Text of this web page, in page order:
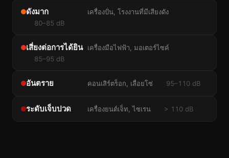
ดังมาก
เครื่องปั่น, โรงงานที่มีเสียงดัง
80–85 dB
เสี่ยงต่อการได้ยิน
เครื่องมือไฟฟ้า, มอเตอร์ไซค์
85–95 dB
อันตราย คอนเสิร์ตร็อก, เลื่อยโซ่ 95–110 dB
ระดับเจ็บปวด เครื่องยนต์เจ็ท, ไซเรน > 110 dB